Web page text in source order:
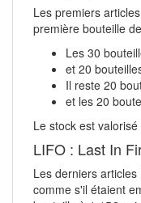
Les premiers
première bouteille
Les 30
et 20
Il reste 20
et les 20
Le stock est
LIFO : Last In
Les derniers
comme s'il étaient